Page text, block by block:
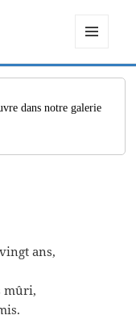
ET
WIDGETS
dans notre galerie
ans,
mûri,